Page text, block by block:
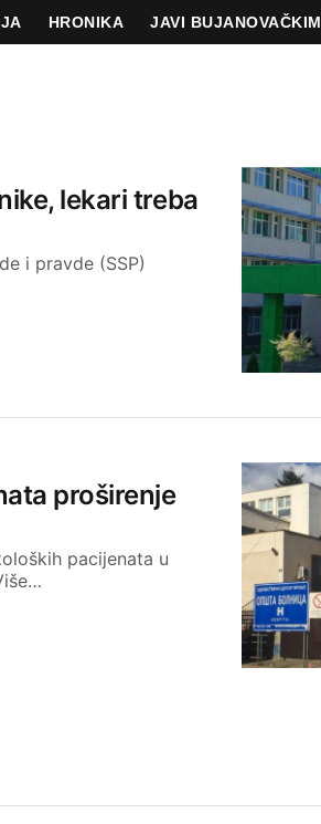
HRONIKA JAVI BUJANOVAČKIM
lekari treba
i pravde (SSP)
proširenje
pacijenata u